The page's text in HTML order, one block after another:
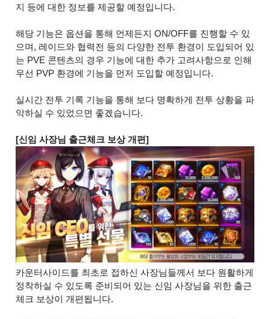
지 등에 대한 정보를 제공할 예정입니다.
해당 기능은 옵션을 통해 언제든지 ON/OFF를 진행할 수 있
으며, 레이드와 협력전 등의 다양한 전투 환경이 도입되어 있
는 PVE 콘텐츠의 경우 기능에 대한 추가 고려사항으로 인해
우선 PVP 환경에 기능을 먼저 도입할 예정입니다.
실시간 전투 기록 기능을 통해 보다 명확하게 전투 상황을 파
악하실 수 있었으면 좋겠습니다.
[신임 사장님 출근체크 보상 개편]
카운터사이드를 최초로 접하신 사장님들께서 보다 원활하게
정착하실 수 있도록 준비되어 있는 신임 사장님을 위한 출근
체크 보상이 개편됩니다.